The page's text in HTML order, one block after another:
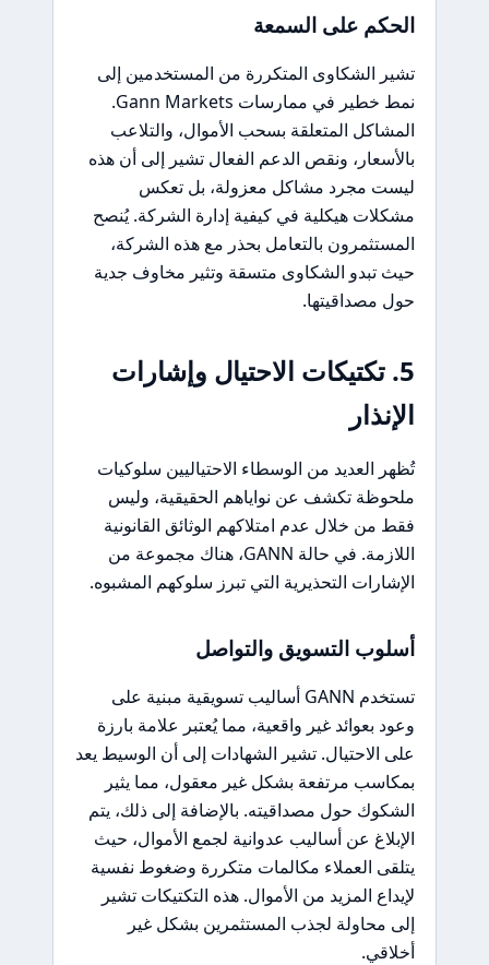
الحكم على السمعة
تشير الشكاوى المتكررة من المستخدمين إلى
نمط خطير في ممارسات Gann Markets.
المشاكل المتعلقة بسحب الأموال، والتلاعب
بالأسعار، ونقص الدعم الفعال تشير إلى أن هذه
ليست مجرد مشاكل معزولة، بل تعكس
مشكلات هيكلية في كيفية إدارة الشركة. يُنصح
المستثمرون بالتعامل بحذر مع هذه الشركة،
حيث تبدو الشكاوى متسقة وتثير مخاوف جدية
حول مصداقيتها.
5. تكتيكات الاحتيال وإشارات
الإنذار
تُظهر العديد من الوسطاء الاحتياليين سلوكيات
ملحوظة تكشف عن نواياهم الحقيقية، وليس
فقط من خلال عدم امتلاكهم الوثائق القانونية
اللازمة. في حالة GANN، هناك مجموعة من
الإشارات التحذيرية التي تبرز سلوكهم المشبوه.
أسلوب التسويق والتواصل
تستخدم GANN أساليب تسويقية مبنية على
وعود بعوائد غير واقعية، مما يُعتبر علامة بارزة
على الاحتيال. تشير الشهادات إلى أن الوسيط يعد
بمكاسب مرتفعة بشكل غير معقول، مما يثير
الشكوك حول مصداقيته. بالإضافة إلى ذلك، يتم
الإبلاغ عن أساليب عدوانية لجمع الأموال، حيث
يتلقى العملاء مكالمات متكررة وضغوط نفسية
لإيداع المزيد من الأموال. هذه التكتيكات تشير
إلى محاولة لجذب المستثمرين بشكل غير
أخلاقي.